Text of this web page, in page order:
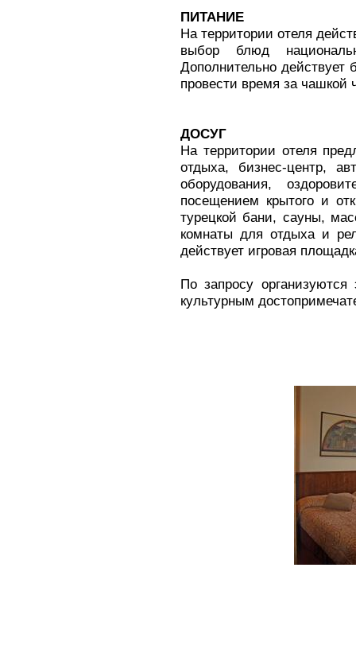
ПИТАНИЕ
На территории отеля
выбор блюд
Дополнительно
провести время за чашкой
ДОСУГ
На территории отеля
отдыха, бизнес-центр,
оборудования,
посещением крытого и
турецкой бани, сауны,
комнаты для отдыха и
действует игровая
По запросу
культурным